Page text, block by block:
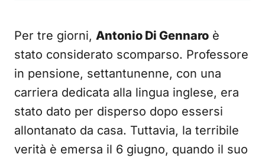
Per tre giorni, Antonio Di Gennaro è
stato considerato scomparso. Professore
in pensione, settantunenne, con una
carriera dedicata alla lingua inglese, era
stato dato per disperso dopo essersi
allontanato da casa. Tuttavia, la terribile
verità è emersa il 6 giugno, quando il suo